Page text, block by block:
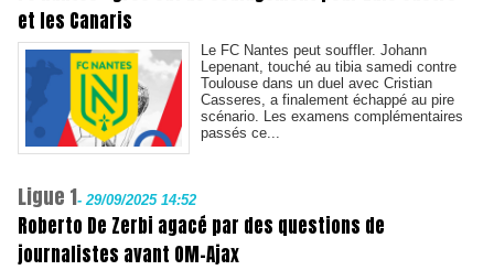
et les Canaris
Le FC Nantes peut souffler. Johann
Lepenant, touché au tibia samedi contre
Toulouse dans un duel avec Cristian
Casseres, a finalement échappé au pire
scénario. Les examens complémentaires
passés ce...
Ligue 1- 29/09/2025 14:52
Roberto De Zerbi agacé par des questions de
journalistes avant OM-Ajax